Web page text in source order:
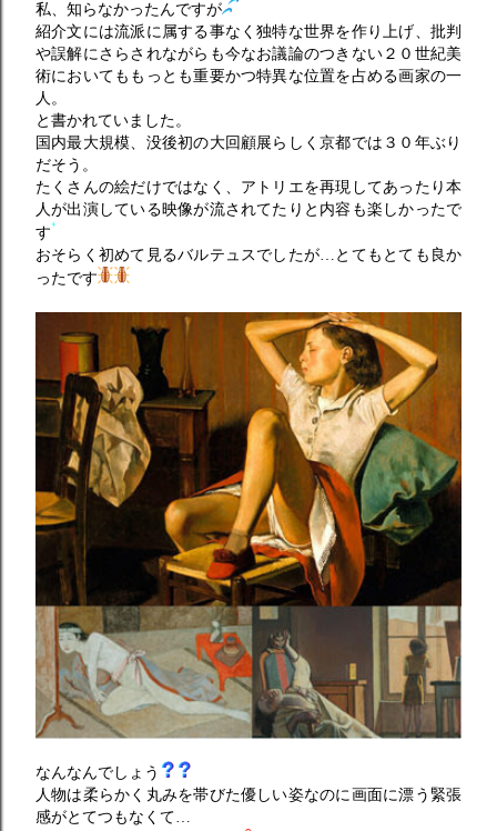
私、知らなかったんですが
紹介文には流派に属する事なく独特な世界を作り上げ、批判
や誤解にさらされながらも今なお議論のつきない２０世紀美
術においてももっとも重要かつ特異な位置を占める画家の一
人。
と書かれていました。
国内最大規模、没後初の大回顧展らしく京都では３０年ぶり
だそう。
たくさんの絵だけではなく、アトリエを再現してあったり本
人が出演している映像が流されてたりと内容も楽しかったで
す
おそらく初めて見るバルテュスでしたが…とてもとても良か
ったです
なんなんでしょう
人物は柔らかく丸みを帯びた優しい姿なのに画面に漂う緊張
感がとてつもなくて…